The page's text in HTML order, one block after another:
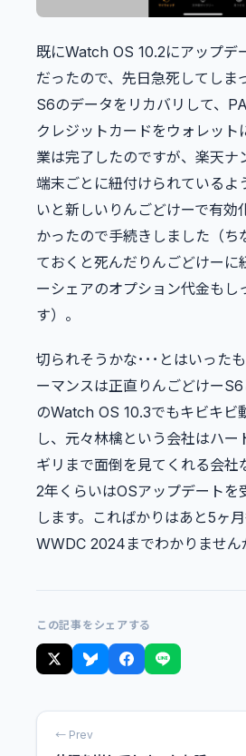
既にWatch OS 10.2にアップデ
だったので、先日急死してしま
S6のデータをリカバリして、
クレジットカードをウォレット
業は完了したのですが、楽天ナ
端末ごとに紐付けられているよ
いと新しいりんごどけーで有効
かったので手続きしました（ち
ておくと死んだりんごどけーに
ーシェアのオプション代金もし
す）。
切られそうかな･･･とはいった
ーマンスは正直りんごどけー
のWatch OS 10.3でもキビキビ
し、元々林檎という会社はハー
ギリまで面倒を見てくれる会社
2年くらいはOSアップデートを
します。こればかりはあと5ヶ
WWDC 2024までわかりません
この記事をシェアする
← Prev